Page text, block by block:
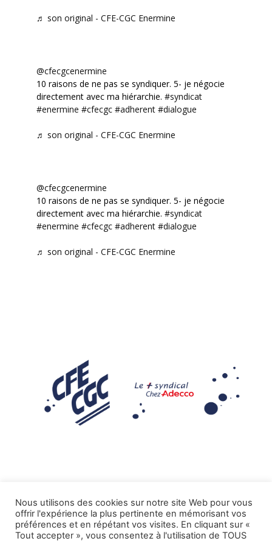
♬ son original - CFE-CGC Enermine
@cfecgcenermine
10 raisons de ne pas se syndiquer. 5- je négocie
directement avec ma hiérarchie. #syndicat
#enermine #cfecgc #adherent #dialogue
♬ son original - CFE-CGC Enermine
@cfecgcenermine
10 raisons de ne pas se syndiquer. 5- je négocie
directement avec ma hiérarchie. #syndicat
#enermine #cfecgc #adherent #dialogue
♬ son original - CFE-CGC Enermine
Mentions légales
Nous utilisons des cookies sur notre site Web pour vous
offrir l'expérience la plus pertinente en mémorisant vos
préférences et en répétant vos visites. En cliquant sur «
Tout accepter », vous consentez à l'utilisation de TOUS